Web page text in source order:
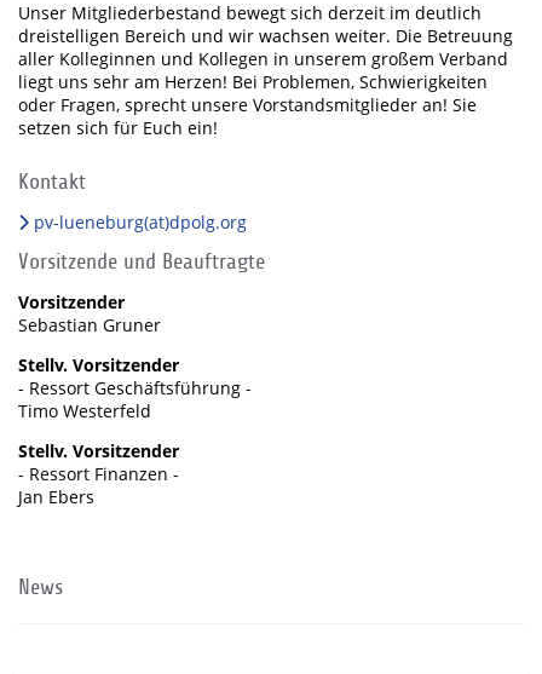
Unser Mitgliederbestand bewegt sich derzeit im deutlich
dreistelligen Bereich und wir wachsen weiter. Die Betreuung
aller Kolleginnen und Kollegen in unserem großem Verband
liegt uns sehr am Herzen! Bei Problemen, Schwierigkeiten
oder Fragen, sprecht unsere Vorstandsmitglieder an! Sie
setzen sich für Euch ein!
Kontakt
pv-lueneburg(at)dpolg.org
Vorsitzende und Beauftragte
Vorsitzender
Sebastian Gruner
Stellv. Vorsitzender
- Ressort Geschäftsführung -
Timo Westerfeld
Stellv. Vorsitzender
- Ressort Finanzen -
Jan Ebers
News